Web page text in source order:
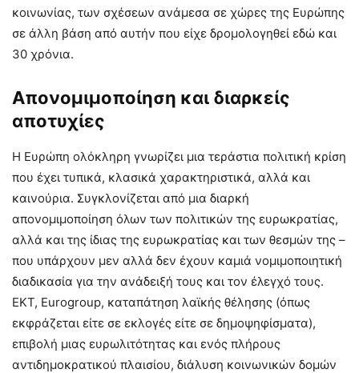
κοινωνίας, των σχέσεων ανάμεσα σε χώρες της Ευρώπης
σε άλλη βάση από αυτήν που είχε δρομολογηθεί εδώ και
30 χρόνια.
Απονομιμοποίηση και διαρκείς
αποτυχίες
Η Ευρώπη ολόκληρη γνωρίζει μια τεράστια πολιτική κρίση
που έχει τυπικά, κλασικά χαρακτηριστικά, αλλά και
καινούρια. Συγκλονίζεται από μια διαρκή
απονομιμοποίηση όλων των πολιτικών της ευρωκρατίας,
αλλά και της ίδιας της ευρωκρατίας και των θεσμών της –
που υπάρχουν μεν αλλά δεν έχουν καμιά νομιμοποιητική
διαδικασία για την ανάδειξή τους και τον έλεγχό τους.
ΕΚΤ, Eurogroup, καταπάτηση λαϊκής θέλησης (όπως
εκφράζεται είτε σε εκλογές είτε σε δημοψηφίσματα),
επιβολή μιας ευρωλιτότητας και ενός πλήρους
αντιδημοκρατικού πλαισίου, διάλυση κοινωνικών δομών